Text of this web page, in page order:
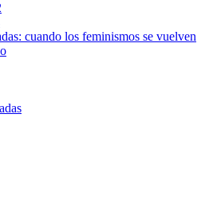
cuando los feminismos se vuelven